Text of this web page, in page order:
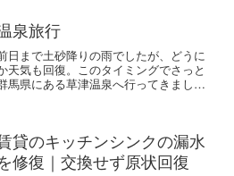
して浴室内の空気を外へ...
泉旅行
日まで土砂降りの雨でしたが、どうに
天気も回復。このタイミングでさっと
馬県にある草津温泉へ行ってきまし
。写真は到着してすぐに...
貸のキッチンシンクの漏水
修復｜交換せず原状回復